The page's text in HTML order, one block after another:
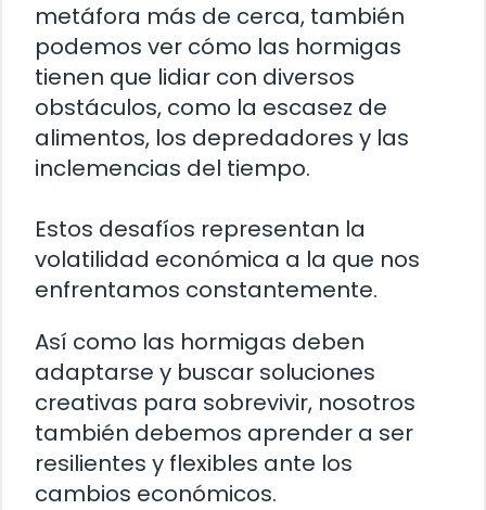
metáfora más de cerca, también
podemos ver cómo las hormigas
tienen que lidiar con diversos
obstáculos, como la escasez de
alimentos, los depredadores y las
inclemencias del tiempo.
Estos desafíos representan la
volatilidad económica a la que nos
enfrentamos constantemente.
Así como las hormigas deben
adaptarse y buscar soluciones
creativas para sobrevivir, nosotros
también debemos aprender a ser
resilientes y flexibles ante los
cambios económicos.